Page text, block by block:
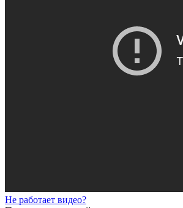
Не работает видео?